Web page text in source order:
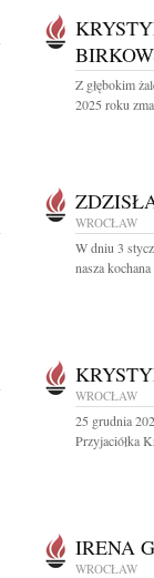
Z głębokim
2025 roku
WROCŁAW
W dniu 3
nasza
WROCŁAW
25 grudnia
Przyjaciółka
IRENA
WROCŁAW